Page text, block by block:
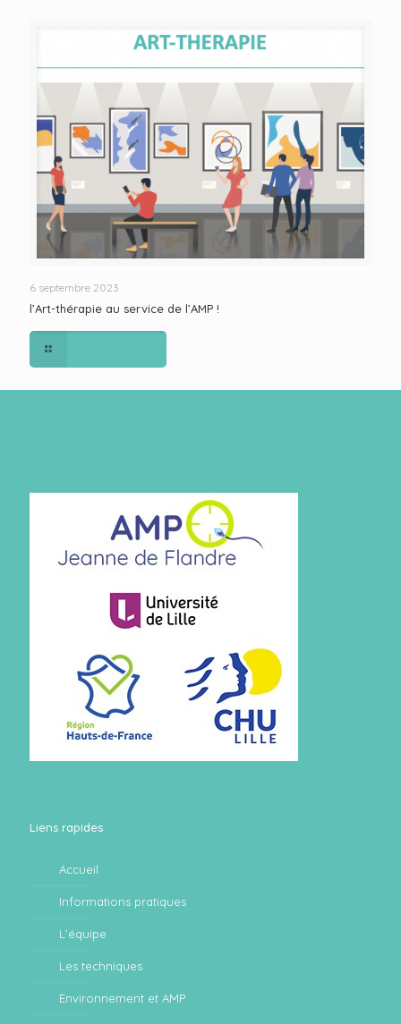
6 septembre 2023
l’Art-thérapie au service de l’AMP !
Liens rapides
Accueil
Informations pratiques
L’équipe
Les techniques
Environnement et AMP